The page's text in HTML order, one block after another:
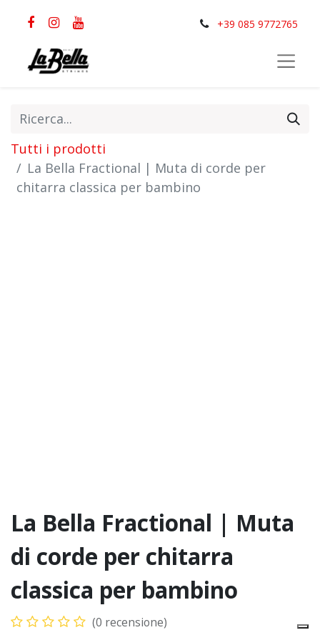
+39 085 9772765
Tutti i prodotti
La Bella Fractional | Muta di corde per
chitarra classica per bambino
La Bella Fractional | Muta
di corde per chitarra
classica per bambino
(0 recensione)